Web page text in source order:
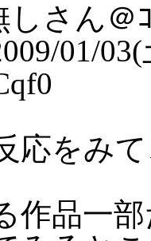
しさん＠
01/
応をみ
作品一